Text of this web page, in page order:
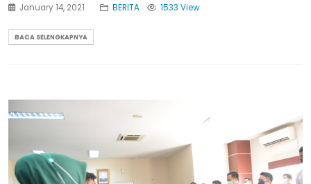
January 14, 2021 BERITA 1533 View
BACA SELENGKAPNYA